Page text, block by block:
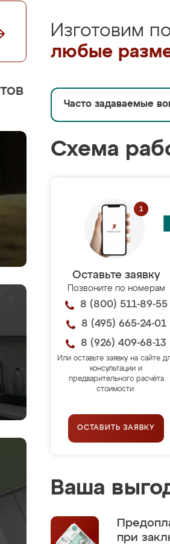
Изготовим
любые
Часто задаваемые
Схема
Оставьте заявку
Позвоните по номерам
8 (800) 511-89-55
8 (495) 665-24-01
8 (926) 409-68-13
Или оставьте заявку на сайте
консультации и
предварительного расчёта
стоимости.
ОСТАВИТЬ ЗАЯВКУ
Ваша
при